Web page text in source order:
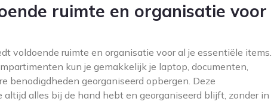
ruimte en organisatie voor
voldoende ruimte en organisatie voor al je essentiële items.
kun je gemakkelijk je laptop, documenten,
benodigdheden georganiseerd opbergen. Deze
alles bij de hand hebt en georganiseerd blijft, zonder in